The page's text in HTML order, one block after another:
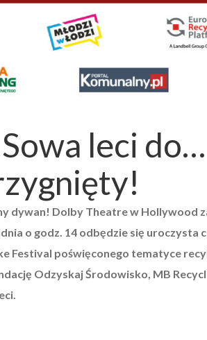
leci
dywan! Dolby Theatre w Hollywood
o godz. 14 odbędzie się
Festival poświęconego tematyce
Odzyskaj Środowisko, MB